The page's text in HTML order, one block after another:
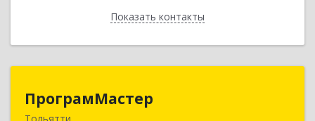
Показать контакты
Назад
ПрограмМастер
Тольятти